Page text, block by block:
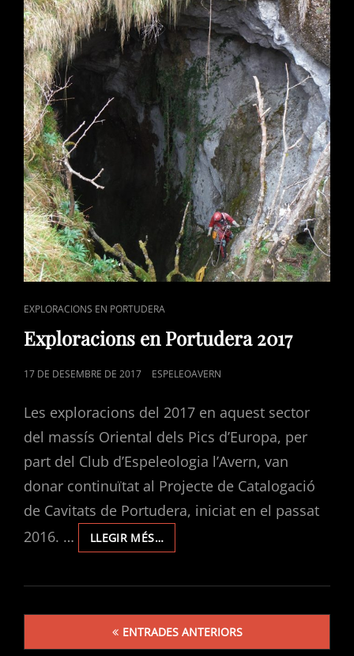
CLUB
L’AVERN.
CAT
LINKS
EXPLORACIONS EN PORTUDERA
Exploracions en Portudera 2017
POSTED
17 DE DESEMBRE DE 2017 ESPELEOAVERN
Les exploracions del 2017 en aquest sector
del massís Oriental dels Pics d’Europa, per
part del Club d’Espeleologia l’Avern, van
donar continuïtat al Projecte de Catalogació
de Cavitats de Portudera, iniciat en el passat
2016. …
LLEGIR MÉS…EXPLORACIONS
EN
2017
ENTRADES ANTERIORS